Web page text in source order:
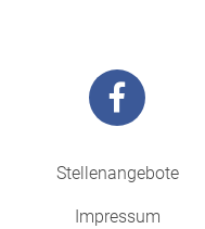
Stellenangebote
Impressum